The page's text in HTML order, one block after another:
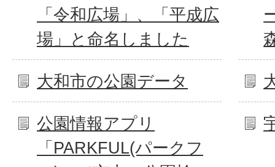
「令和広場」、「平成広
場」と命名しました
大和市の公園データ
公園情報アプリ
「PARKFUL(パークフ